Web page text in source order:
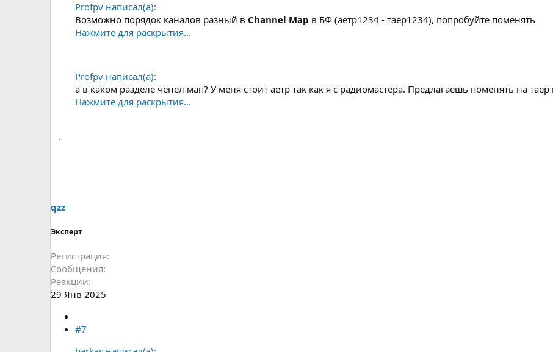
Profpv написал(а):
Возможно порядок каналов разный в Channel Map в БФ (аетр1234 - таер1234), попробуйте поменять
Нажмите для раскрытия...
Profpv написал(а):
а в каком разделе ченел мап? У меня стоит аетр так как я с радиомастера. Предлагаешь поменять на
Нажмите для раскрытия...
qzz
Эксперт
Регистрация
Сообщения
Реакции
29 Янв 2025
#7